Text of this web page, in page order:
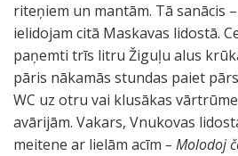
riteņiem un mantām. Tā sanācis
ielidojam citā Maskavas lidostā.
paņemti trīs litru Žiguļu alus
pāris nākamās stundas paiet
WC uz otru vai klusākas
avārijām. Vakars, Vnukovas
meitene ar lielām acīm – Molodoj